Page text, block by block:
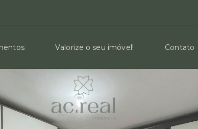
Valorize o seu imóvel! Contato